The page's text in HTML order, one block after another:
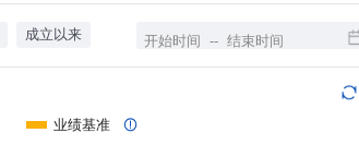
成立以来
业绩基准